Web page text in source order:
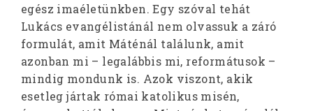
egész imaéletünkben. Egy szóval tehát
Lukács evangélistánál nem olvassuk a záró
formulát, amit Máténál találunk, amit
azonban mi – legalábbis mi, reformátusok –
mindig mondunk is. Azok viszont, akik
esetleg jártak római katolikus misén,